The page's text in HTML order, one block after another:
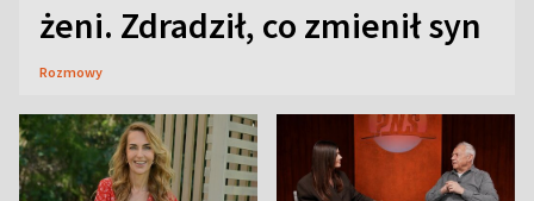
żeni. Zdradził, co zmienił syn
Rozmowy